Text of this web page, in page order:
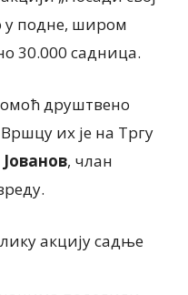
у подне, широм
30.000 садница.
друштвено
их је на Тргу
, члан
акцију садње